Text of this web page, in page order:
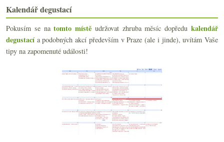
Pravý původ frankovky s lahví od Preisingera
Pár skleniček z Ukrajiny
Revolution Pink Solera a Les Terres Roses
Riesling z Forstu a Albariño z Valle de Salnés
►března(22)
Kalendář degustací
Pokusím se natomto místě udržovat zhruba měsíc dopředukalendář
degustacía podobných akcí především v Praze (ale i jinde), uvítám Vaše
tipy na zapomenuté události!